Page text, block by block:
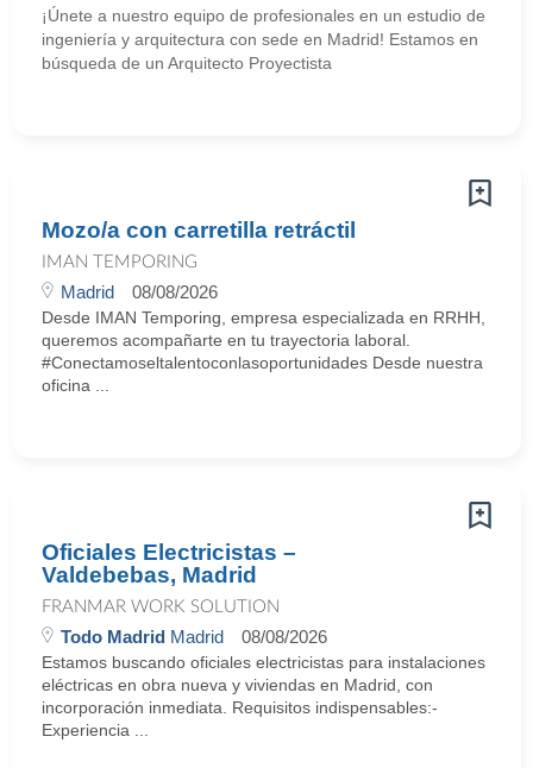
¡Únete a nuestro equipo de profesionales en un estudio de
ingeniería y arquitectura con sede en Madrid! Estamos en
búsqueda de un Arquitecto Proyectista
Mozo/a con carretilla retráctil
IMAN TEMPORING
Madrid 08/08/2026
Desde IMAN Temporing, empresa especializada en RRHH,
queremos acompañarte en tu trayectoria laboral.
#Conectamoseltalentoconlasoportunidades Desde nuestra
oficina ...
Oficiales Electricistas –
Valdebebas, Madrid
FRANMAR WORK SOLUTION
Todo Madrid Madrid 08/08/2026
Estamos buscando oficiales electricistas para instalaciones
eléctricas en obra nueva y viviendas en Madrid, con
incorporación inmediata. Requisitos indispensables:-
Experiencia ...